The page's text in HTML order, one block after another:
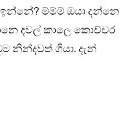
ම්ම්ම් ඔයා දන්නෙ
දවල් කාලෙ කොච්චර
නින්දවත් ගියා. දැන්